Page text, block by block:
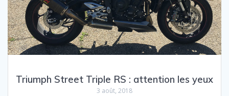
Triumph Street Triple RS : attention les yeux
3 août, 2018